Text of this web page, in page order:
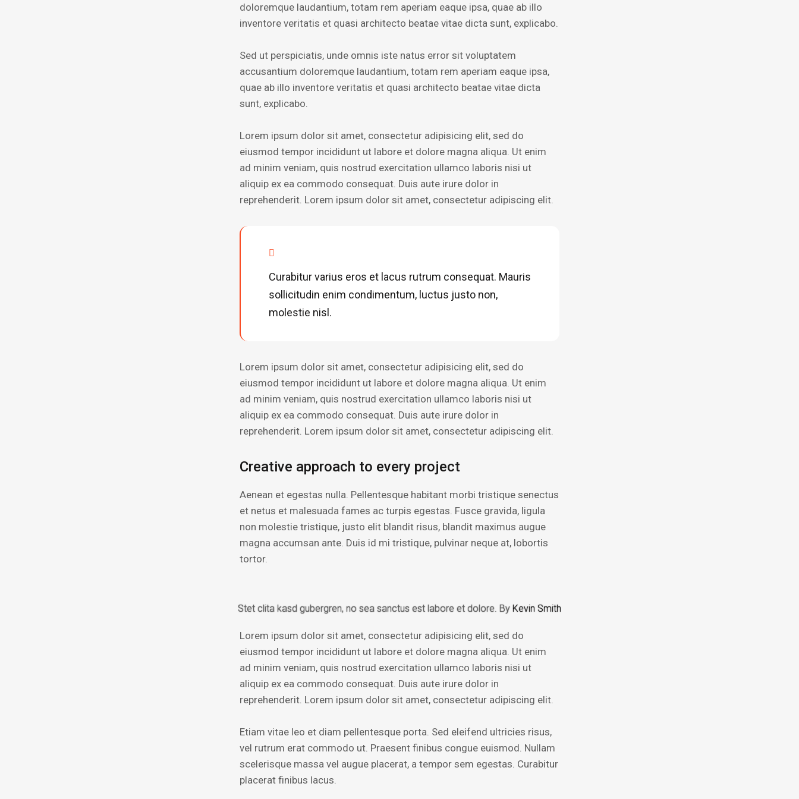
doloremque laudantium, totam rem aperiam eaque ipsa, quae ab illo
inventore veritatis et quasi architecto beatae vitae dicta sunt, explicabo.
Sed ut perspiciatis, unde omnis iste natus error sit voluptatem
accusantium doloremque laudantium, totam rem aperiam eaque ipsa,
quae ab illo inventore veritatis et quasi architecto beatae vitae dicta
sunt, explicabo.
Lorem ipsum dolor sit amet, consectetur adipisicing elit, sed do
eiusmod tempor incididunt ut labore et dolore magna aliqua. Ut enim
ad minim veniam, quis nostrud exercitation ullamco laboris nisi ut
aliquip ex ea commodo consequat. Duis aute irure dolor in
reprehenderit. Lorem ipsum dolor sit amet, consectetur adipiscing elit.
Curabitur varius eros et lacus rutrum consequat. Mauris
sollicitudin enim condimentum, luctus justo non,
molestie nisl.
Lorem ipsum dolor sit amet, consectetur adipisicing elit, sed do
eiusmod tempor incididunt ut labore et dolore magna aliqua. Ut enim
ad minim veniam, quis nostrud exercitation ullamco laboris nisi ut
aliquip ex ea commodo consequat. Duis aute irure dolor in
reprehenderit. Lorem ipsum dolor sit amet, consectetur adipiscing elit.
Creative approach to every project
Aenean et egestas nulla. Pellentesque habitant morbi tristique senectus
et netus et malesuada fames ac turpis egestas. Fusce gravida, ligula
non molestie tristique, justo elit blandit risus, blandit maximus augue
magna accumsan ante. Duis id mi tristique, pulvinar neque at, lobortis
tortor.
Stet clita kasd gubergren, no sea sanctus est labore et dolore. By Kevin Smith
Lorem ipsum dolor sit amet, consectetur adipisicing elit, sed do
eiusmod tempor incididunt ut labore et dolore magna aliqua. Ut enim
ad minim veniam, quis nostrud exercitation ullamco laboris nisi ut
aliquip ex ea commodo consequat. Duis aute irure dolor in
reprehenderit. Lorem ipsum dolor sit amet, consectetur adipiscing elit.
Etiam vitae leo et diam pellentesque porta. Sed eleifend ultricies risus,
vel rutrum erat commodo ut. Praesent finibus congue euismod. Nullam
scelerisque massa vel augue placerat, a tempor sem egestas. Curabitur
placerat finibus lacus.